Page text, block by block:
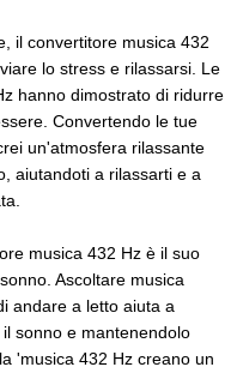
il convertitore musica 432
lo stress e rilassarsi. Le
hanno dimostrato di ridurre
Convertendo le tue
un'atmosfera rilassante
aiutandoti a rilassarti e a
musica 432 Hz è il suo
Ascoltare musica
andare a letto aiuta a
sonno e mantenendolo
'musica 432 Hz creano un